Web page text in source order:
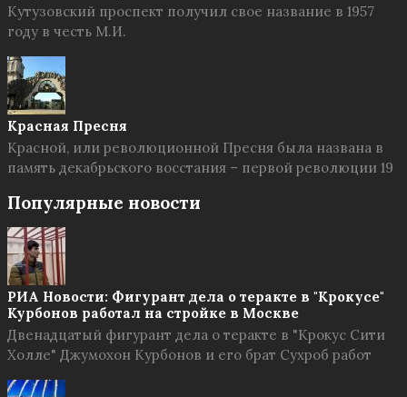
Кутузовский проспект получил свое название в 1957
году в честь М.И.
Красная Пресня
Красной, или революционной Пресня была названа в
память декабрьского восстания – первой революции 19
Популярные новости
РИА Новости: Фигурант дела о теракте в "Крокусе"
Курбонов работал на стройке в Москве
Двенадцатый фигурант дела о теракте в "Крокус Сити
Холле" Джумохон Курбонов и его брат Сухроб работ